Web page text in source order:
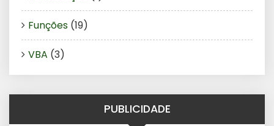
Funções (19)
VBA (3)
PUBLICIDADE